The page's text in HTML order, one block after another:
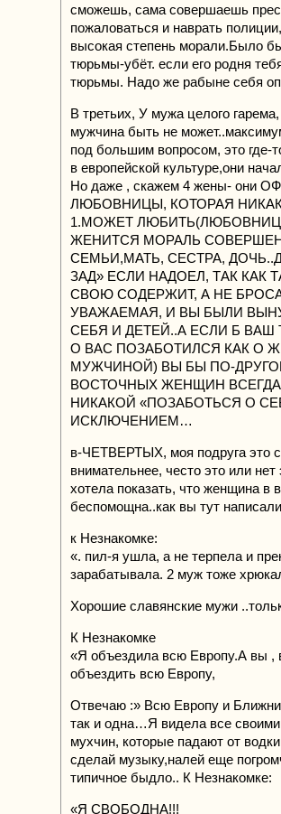
сможешь, сама совершаешь
пожаловаться и наврать
высокая степень морали.Было
тюрьмы-убёт. если его родня
тюрьмы. Надо же рабыне себя
В третьих, У мужа целого
мужчина быть не
под большим вопросом, это где-
в европейской культуре,они
Но даже , скажем 4 жены-
ЛЮБОВНИЦЫ, КОТОРАЯ
1.МОЖЕТ
ЖЕНИТСЯ МОРАЛЬ
СЕМЬИ,МАТЬ, СЕСТРА,
ЗАД» ЕСЛИ НАДОЕЛ, ТАК
СВОЮ СОДЕРЖИТ, А НЕ
УВАЖАЕМАЯ, И ВЫ БЫЛИ
СЕБЯ И ДЕТЕЙ..А ЕСЛИ Б
О ВАС ПОЗАБОТИЛСЯ КАК О
МУЖЧИНОЙ) ВЫ БЫ ПО-
ВОСТОЧНЫХ ЖЕНЩИН
НИКАКОЙ «ПОЗАБОТЬСЯ О
ИСКЛЮЧЕНИЕМ…
в-ЧЕТВЕРТЫХ, моя подруга это
внимательнее, често это или
хотела показать, что женщина в
беспомощна..как вы тут
к Незнакомке:
«. пил-я ушла, а не терпела и
зарабатывала. 2 муж тоже
Хорошие славянские мужи
К Незнакомке
«Я объездила всю Европу.А вы ,
объездить всю Европу,
Отвечаю :» Всю Европу и
так и одна…Я видела все
мухчин, которые падают от
сделай музыку,налей еще
типичное быдло.. К Незнакомке:
«Я СВОБОДНА!!!